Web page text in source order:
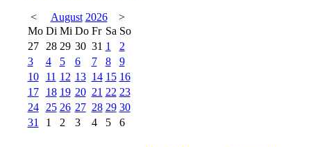
<
August 2026
>
Mo Di Mi Do Fr Sa So
27
28 29 30 31 1
2
3
4 5 6 7 8
9
10
11 12 13 14 15 16
17
18 19 20 21 22 23
24
25 26 27 28 29 30
31
1 2 3 4 5 6